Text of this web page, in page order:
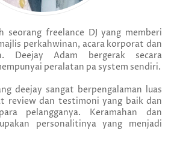
seorang freelance DJ yang memberi
perkahwinan, acara korporat dan
Deejay Adam bergerak secara
peralatan pa system sendiri.
deejay sangat berpengalaman luas
review dan testimoni yang baik dan
pelangganya. Keramahan dan
personalitinya yang menjadi